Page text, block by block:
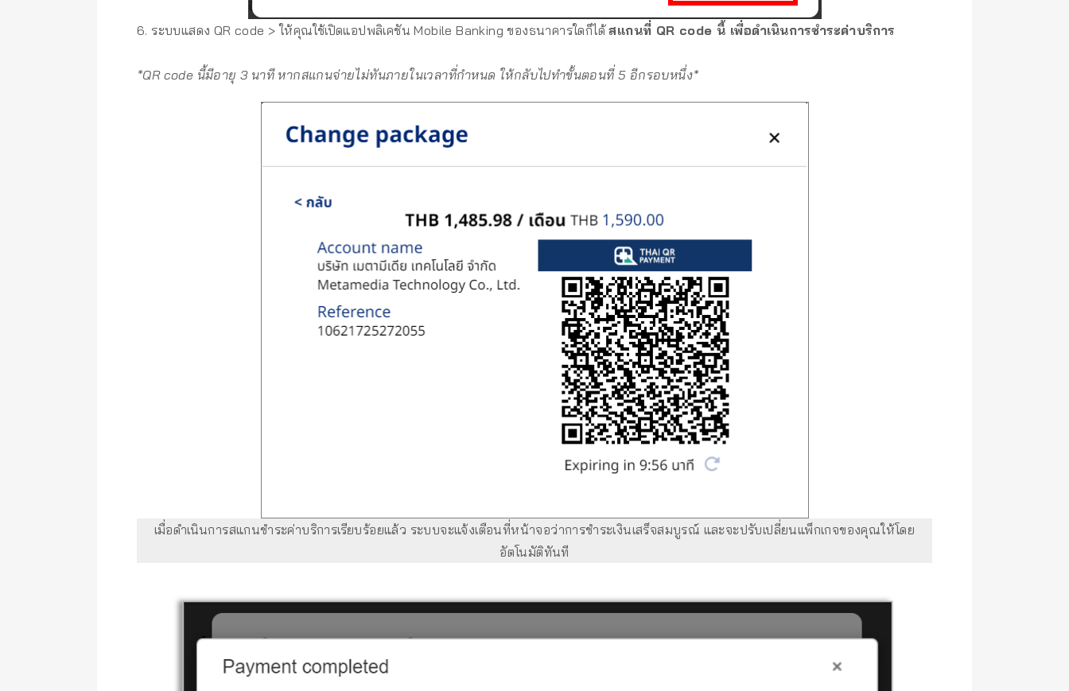
6. ระบบแสดง QR code > ให้คุณใช้เปิดแอปพลิเคชัน Mobile Banking ของธนาคารใดก็ได้สแกนที่ QR code นี้ เพื่อดำเนินการชำระค่าบริการ
*QR code นี้มีอายุ 3 นาที หากสแกนจ่ายไม่ทันภายในเวลาที่กำหนด ให้กลับไปทำขั้นตอนที่ 5 อีกรอบหนึ่ง*
เมื่อดำเนินการสแกนชำระค่าบริการเรียบร้อยแล้ว ระบบจะแจ้งเตือนที่หน้าจอว่าการชำระเงินเสร็จสมบูรณ์ และจะปรับเปลี่ยนแพ็กเกจของคุณให้โดย
อัตโนมัติทันที